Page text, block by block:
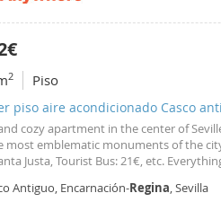
2 Piso
piso aire acondicionado Casco
cozy apartment in the center of
most emblematic monuments of the
Justa, Tourist Bus: 21€, etc.
with double sofa bed, so you can
Antiguo, Encarnación-Regina, Sevilla